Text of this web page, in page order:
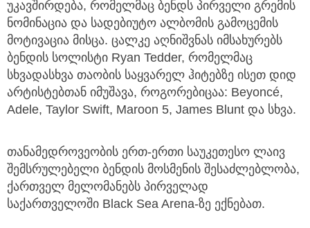
უკავშირდება, რომელმაც ბენდს პირველი გრემის
ნომინაცია და სადებიუტო ალბომის გამოცემის
მოტივაცია მისცა. ცალკე აღნიშვნას იმსახურებს
ბენდის სოლისტი Ryan Tedder, რომელმაც
სხვადასხვა თაობის საყვარელ ჰიტებზე ისეთ დიდ
არტისტებთან იმუშავა, როგორებიცაა: Beyoncé,
Adele, Taylor Swift, Maroon 5, James Blunt და სხვა.
თანამედროვეობის ერთ-ერთი საუკეთესო ლაივ
შემსრულებელი ბენდის მოსმენის შესაძლებლობა,
ქართველ მელომანებს პირველად
საქართველოში Black Sea Arena-ზე ექნებათ.